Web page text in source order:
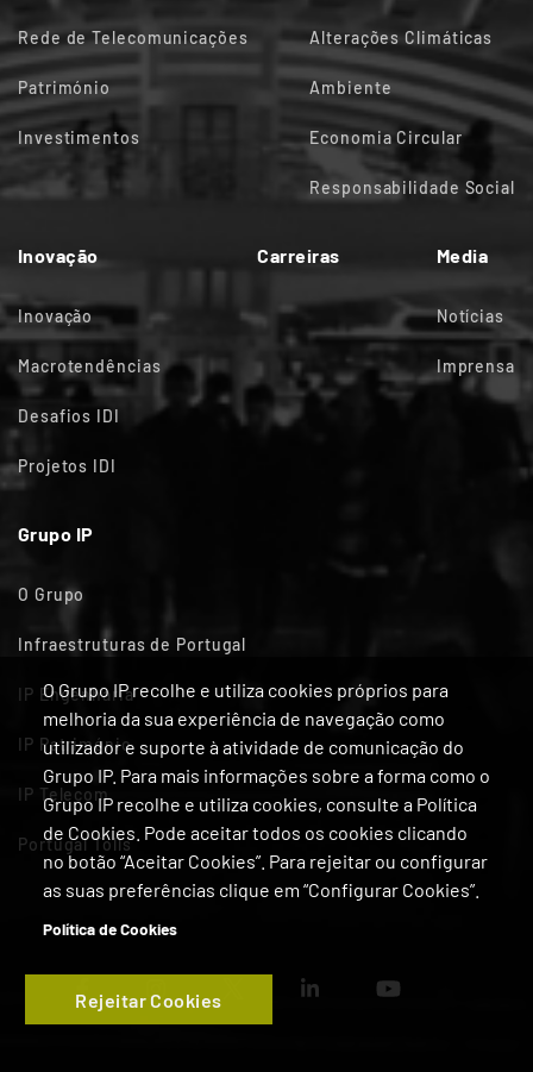
O Grupo IP recolhe e utiliza cookies próprios para
melhoria da sua experiência de navegação como
utilizador e suporte à atividade de comunicação do
Grupo IP. Para mais informações sobre a forma como o
Grupo IP recolhe e utiliza cookies, consulte a Política
de Cookies. Pode aceitar todos os cookies clicando
no botão “Aceitar Cookies”. Para rejeitar ou configurar
as suas preferências clique em “Configurar Cookies”.
Política de Cookies
Rejeitar Cookies
Rede de Telecomunicações
Património
Investimentos
Alterações Climáticas
Ambiente
Economia Circular
Responsabilidade Social
Inovação
Inovação
Macrotendências
Desafios IDI
Projetos IDI
Carreiras Media
Notícias
Imprensa
Grupo IP
O Grupo
Infraestruturas de Portugal
IP Engenharia
IP Património
IP Telecom
Portugal Tolls